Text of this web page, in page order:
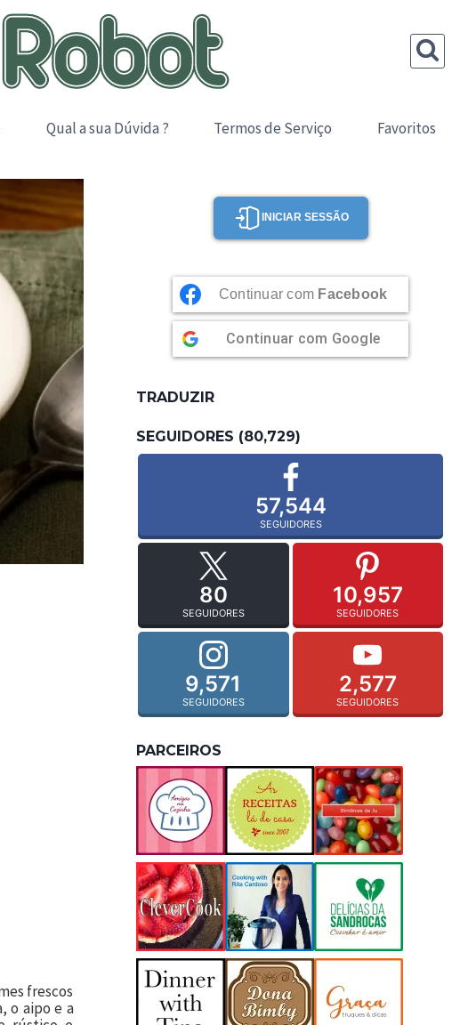
Qual a sua Dúvida ? Termos de Serviço Favoritos
frescos
o aipo e a
INICIAR SESSÃO
Continuar com Facebook
Continuar com Google
TRADUZIR
SEGUIDORES (80,729)
57,544
SEGUIDORES
80
SEGUIDORES
10,957
SEGUIDORES
9,571
SEGUIDORES
2,577
SEGUIDORES
PARCEIROS